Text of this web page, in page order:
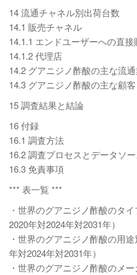
14 流通チャネル別出荷台数
14.1 販売チャネル
14.1.1 エンドユーザーへの直接
14.1.2 代理店
14.2 グアニジノ酢酸の主な流
14.3 グアニジノ酢酸の主な顧客
15 調査結果と結論
16 付録
16.1 調査方法
16.2 調査プロセスとデータソー
16.3 免責事項
*** 表一覧 ***
・世界のグアニジノ酢酸のタ
2020年対2024年対2031年）
・世界のグアニジノ酢酸の用
年対2024年対2031年）
・世界のグアニジノ酢酸のメ